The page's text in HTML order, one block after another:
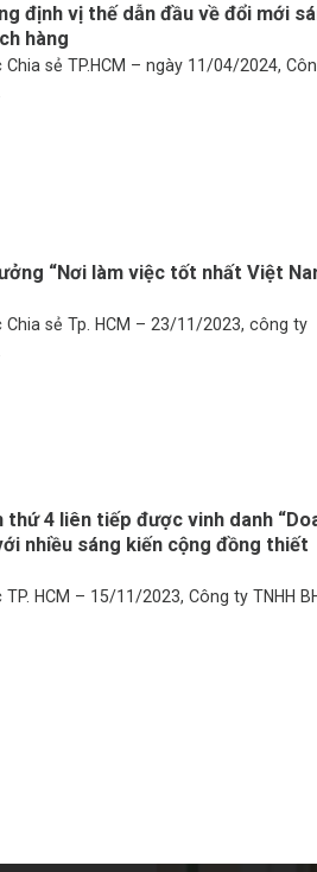
định vị thế dẫn đầu về đổi mới
hàng
sẻ TP.HCM – ngày 11/04/2024,
“Nơi làm việc tốt nhất Việt
sẻ Tp. HCM – 23/11/2023, công ty
thứ 4 liên tiếp được vinh danh
nhiều sáng kiến cộng đồng thiết
HCM – 15/11/2023, Công ty TNHH